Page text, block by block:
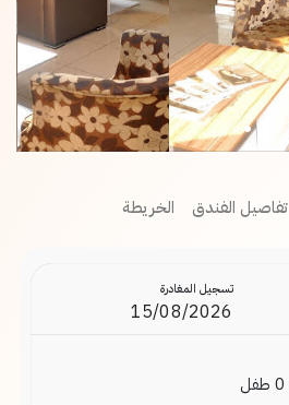
تفاصيل الفندق الخريطة
تسجيل المغادرة
0 طفل